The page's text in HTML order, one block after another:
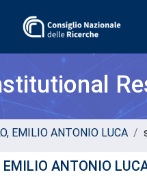
EMILIO ANTONIO LUCA
EMILIO ANTONIO